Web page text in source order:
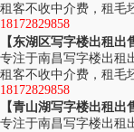
租客不收中介费，租毛
18172829858
【东湖区写字楼出租出
专注于南昌写字楼出租
租客不收中介费，租毛
18172829858
【青山湖写字楼出租出
专注于南昌写字楼出租